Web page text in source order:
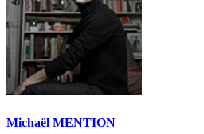
Michaël MENTION